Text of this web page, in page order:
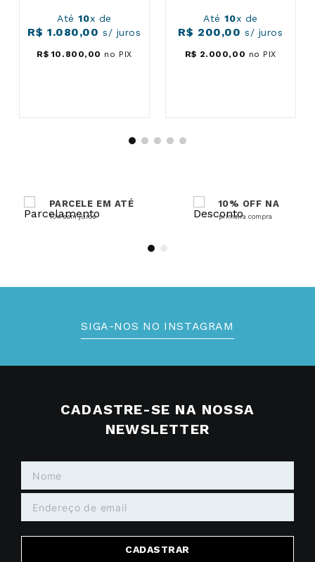
Até10x de
R$ 1.080,00 s/ juros
R$ 10 . 800, 00 no PIX
Até10x de
R$ 200,00 s/ juros
R$ 2. 000, 00 no PIX
PARCELE EM ATÉ
10x sem juros
10% OFF NA
primeira compra
SIGA-NOS NO INSTAGRAM
CADASTRE-SE NA NOSSA
NEWSLETTER
CADASTRAR